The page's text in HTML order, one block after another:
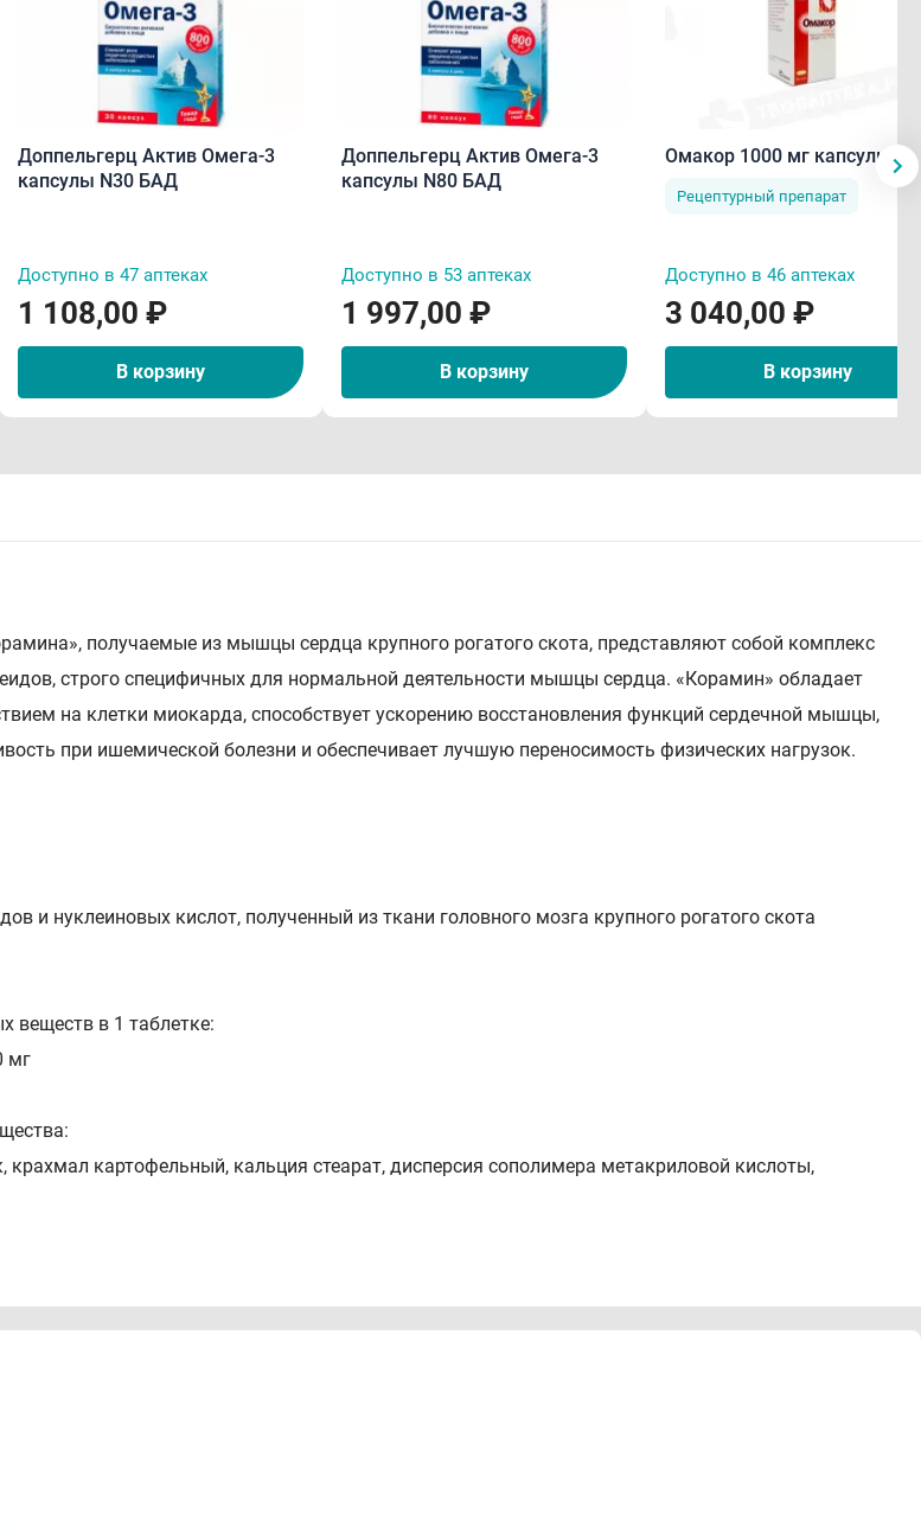
Доппельгерц Актив Омега-3
капсулы N30 БАД
Доступно в 47 аптеках
1 108,00 ₽
В корзину
Доппельгерц Актив Омега-3
капсулы N80 БАД
Доступно в 53 аптеках
1 997,00 ₽
В корзину
Омакор 1000 мг капсулы
Рецептурный препарат
Доступно в 46 аптеках
3 040,00 ₽
В корзину
получаемые из мышцы сердца крупного рогатого скота, представляют собой комплекс
строго специфичных для нормальной деятельности мышцы сердца. «Корамин» обладает
на клетки миокарда, способствует ускорению восстановления функций сердечной мышцы,
при ишемической болезни и обеспечивает лучшую переносимость физических нагрузок.
и нуклеиновых кислот, полученный из ткани головного мозга крупного рогатого скота
веществ в 1 таблетке:
мг
крахмал картофельный, кальция стеарат, дисперсия сополимера метакриловой кислоты,
активной добавки к пище - источника полипептидов и нуклеиновых кислот при: